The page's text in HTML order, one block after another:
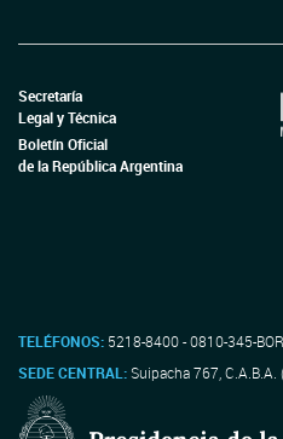
Secretaría
Legal y Técnica
Boletín Oficial
de la República Argentina
TELÉFONOS: 5218-8400 - 0810-345-
SEDE CENTRAL:Suipacha 767, C.A.B.A.